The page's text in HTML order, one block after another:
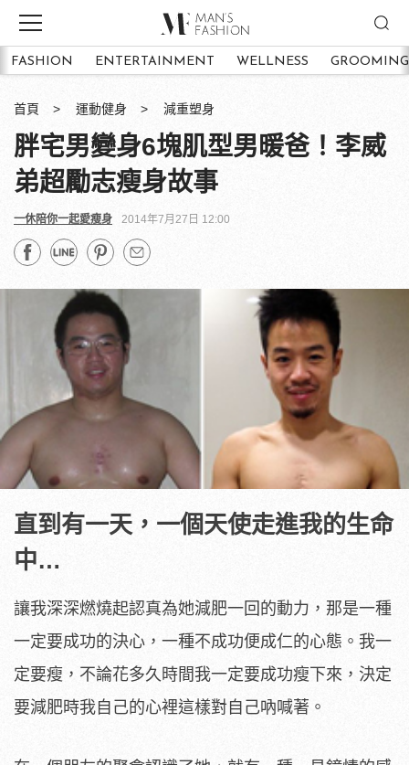
FASHION ENTERTAINMENT WELLNESS GROOMING
首頁 運動健身 減重塑身
胖宅男變身6塊肌型男暖爸！李威
弟超勵志瘦身故事
一休陪你一起愛瘦身 2014年7月27日 12:00
直到有一天，一個天使走進我的生命
中…
讓我深深燃燒起認真為她減肥一回的動力，那是一種
一定要成功的決心，一種不成功便成仁的心態。我一
定要瘦，不論花多久時間我一定要成功瘦下來，決定
要減肥時我自己的心裡這樣對自己吶喊著。